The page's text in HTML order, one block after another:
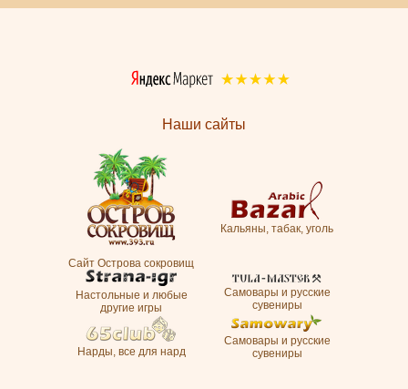
Наши сайты
Сайт Острова сокровищ
Кальяны, табак, уголь
Настольные и любые
другие игры
Самовары и русские
сувениры
Нарды, все для нард
Самовары и русские
сувениры